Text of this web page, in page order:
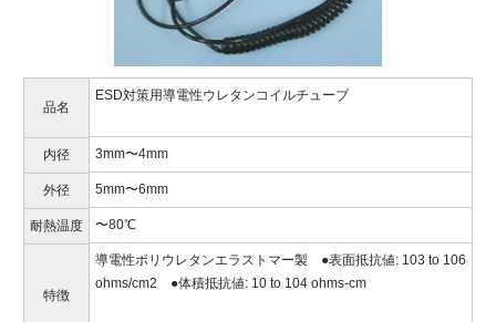
品名
ESD対策用導電性ウレタンコイルチューブ
内径 3mm〜4mm
外径 5mm〜6mm
耐熱温度 〜80℃
特徴
導電性ポリウレタンエラストマー製 ●表面抵抗値: 103 to 106
ohms/cm2 ●体積抵抗値: 10 to 104 ohms-cm